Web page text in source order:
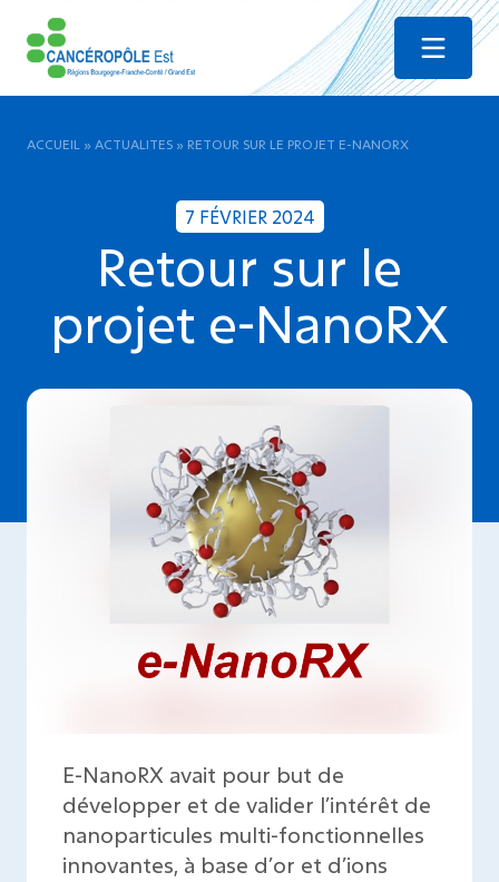
Menu
ACCUEIL » ACTUALITES » RETOUR SUR LE PROJET E-NANORX
7 FÉVRIER 2024
Retour sur le
projet e-NanoRX
E-NanoRX avait pour but de
développer et de valider l’intérêt de
nanoparticules multi-fonctionnelles
innovantes, à base d’or et d’ions